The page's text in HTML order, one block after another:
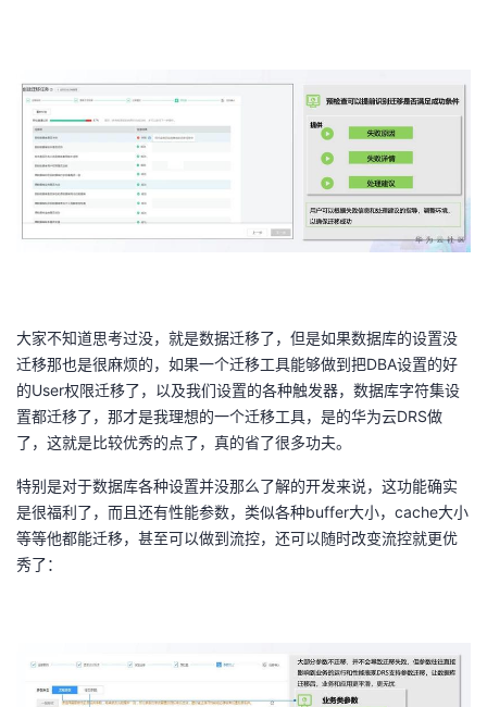
大家不知道思考过没，就是数据迁移了，但是如果数据库的设置没
迁移那也是很麻烦的，如果一个迁移工具能够做到把DBA设置的好
的User权限迁移了，以及我们设置的各种触发器，数据库字符集设
置都迁移了，那才是我理想的一个迁移工具，是的华为云DRS做
了，这就是比较优秀的点了，真的省了很多功夫。
特别是对于数据库各种设置并没那么了解的开发来说，这功能确实
是很福利了，而且还有性能参数，类似各种buffer大小，cache大小
等等他都能迁移，甚至可以做到流控，还可以随时改变流控就更优
秀了：